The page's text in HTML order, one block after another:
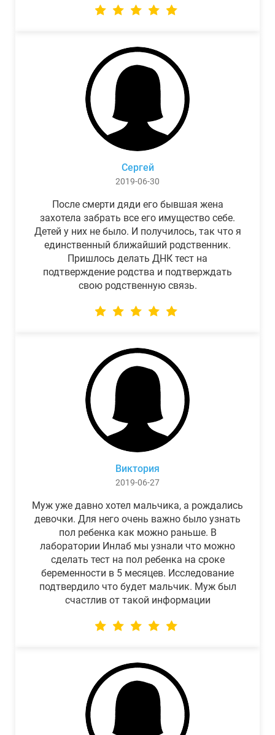
Сергей
2019-06-30
После смерти дяди его бывшая жена
захотела забрать все его имущество себе.
Детей у них не было. И получилось, так что я
единственный ближайший родственник.
Пришлось делать ДНК тест на
подтверждение родства и подтверждать
свою родственную связь.
Виктория
2019-06-27
Муж уже давно хотел мальчика, а рождались
девочки. Для него очень важно было узнать
пол ребенка как можно раньше. В
лаборатории Инлаб мы узнали что можно
сделать тест на пол ребенка на сроке
беременности в 5 месяцев. Исследование
подтвердило что будет мальчик. Муж был
счастлив от такой информации